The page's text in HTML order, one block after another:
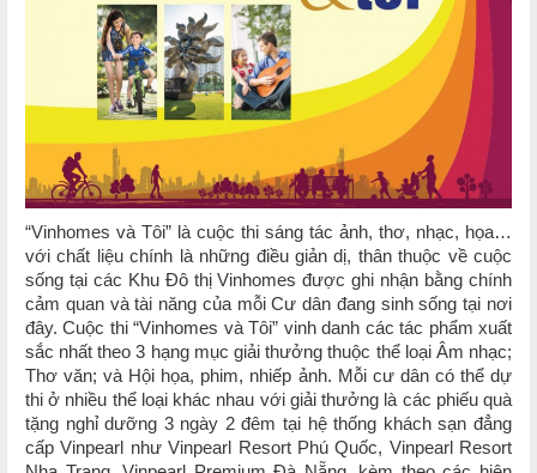
“Vinhomes và Tôi” là cuộc thi sáng tác ảnh, thơ, nhạc, họa…
với chất liệu chính là những điều giản dị, thân thuộc về cuộc
sống tại các Khu Đô thị Vinhomes được ghi nhận bằng chính
cảm quan và tài năng của mỗi Cư dân đang sinh sống tại nơi
đây. Cuộc thi “Vinhomes và Tôi” vinh danh các tác phẩm xuất
sắc nhất theo 3 hạng mục giải thưởng thuộc thể loại Âm nhạc;
Thơ văn; và Hội họa, phim, nhiếp ảnh. Mỗi cư dân có thể dự
thi ở nhiều thể loại khác nhau với giải thưởng là các phiếu quà
tặng nghỉ dưỡng 3 ngày 2 đêm tại hệ thống khách sạn đẳng
cấp Vinpearl như Vinpearl Resort Phú Quốc, Vinpearl Resort